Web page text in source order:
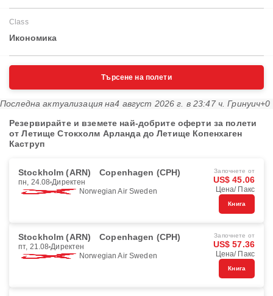
Class
Икономика
Търсене на полети
Последна актуализация на4 август 2026 г. в 23:47 ч. Гринуич+0
Резервирайте и вземете най-добрите оферти за полети
от Летище Стокхолм Арланда до Летище Копенхаген
Каструп
Stockholm (ARN) Copenhagen (CPH)
пн, 24.08 Директен
Norwegian Air Sweden
Започнете от
US$ 45.06
Цена/ Пакс
Книга
Stockholm (ARN) Copenhagen (CPH)
пт, 21.08 Директен
Norwegian Air Sweden
Започнете от
US$ 57.36
Цена/ Пакс
Книга